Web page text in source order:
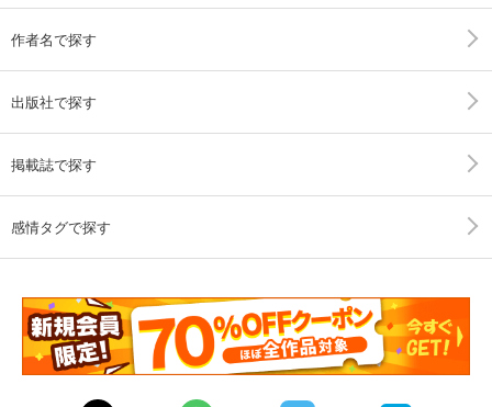
作者名で探す
出版社で探す
掲載誌で探す
感情タグで探す